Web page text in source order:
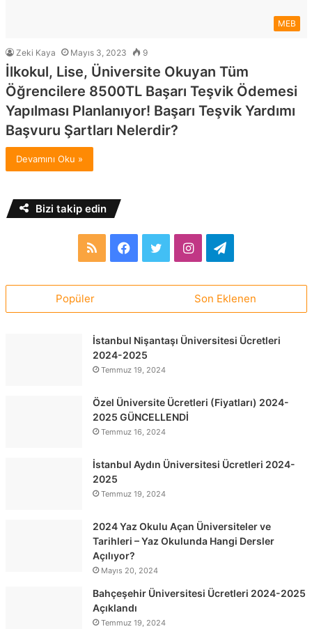
MEB
Zeki Kaya Mayıs 3, 2023 9
İlkokul, Lise, Üniversite Okuyan Tüm
Öğrencilere 8500TL Başarı Teşvik Ödemesi
Yapılması Planlanıyor! Başarı Teşvik Yardımı
Başvuru Şartları Nelerdir?
Devamını Oku »
Bizi takip edin
RSS Facebook
TwitterInstagramTelegram
Popüler Son Eklenen
İstanbul Nişantaşı Üniversitesi Ücretleri
2024-2025
Temmuz 19, 2024
Özel Üniversite Ücretleri (Fiyatları) 2024-
2025 GÜNCELLENDİ
Temmuz 16, 2024
İstanbul Aydın Üniversitesi Ücretleri 2024-
2025
Temmuz 19, 2024
2024 Yaz Okulu Açan Üniversiteler ve
Tarihleri – Yaz Okulunda Hangi Dersler
Açılıyor?
Mayıs 20, 2024
Bahçeşehir Üniversitesi Ücretleri 2024-2025
Açıklandı
Temmuz 19, 2024